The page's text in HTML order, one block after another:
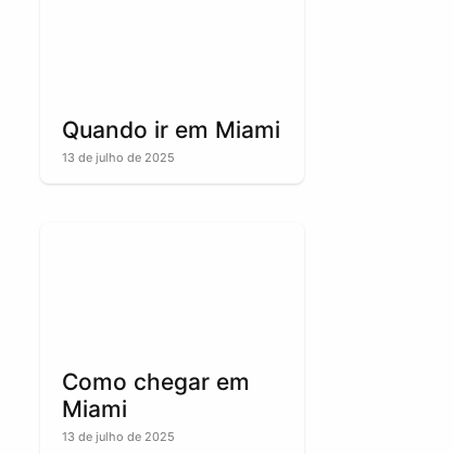
Quando ir em Miami
13 de julho de 2025
Como chegar em
Miami
13 de julho de 2025